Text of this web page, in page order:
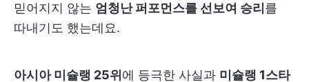
믿어지지 않는 엄청난 퍼포먼스를 선보여 승리 를
따내기도 했는데요.
아시아 미슐랭 25위 에 등극한 사실과 미슐랭 1스타